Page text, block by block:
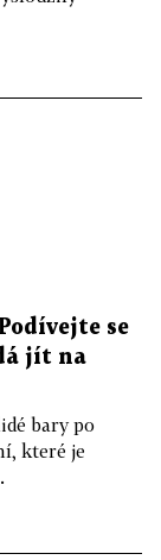
se
jít na
bary po
které je